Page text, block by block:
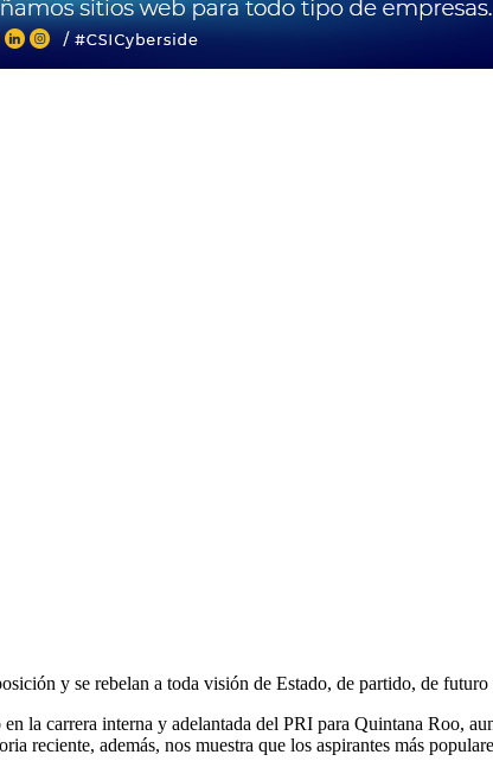
y se rebelan a toda visión de Estado, de partido, de
la carrera interna y adelantada del PRI para Quintana Roo,
reciente, además, nos muestra que los aspirantes más